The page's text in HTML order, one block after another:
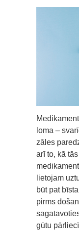
loma –
zāles
arī to, kā
lietojam
būt pat
pirms
gūtu